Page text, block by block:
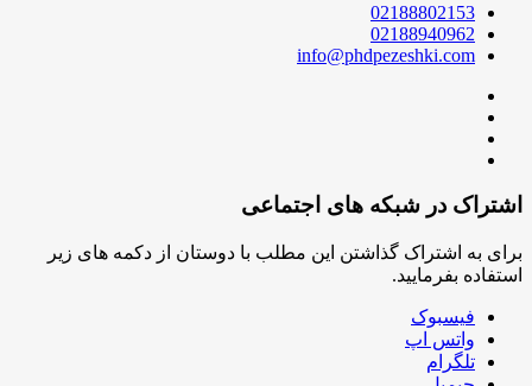
02188802153
02188940962
info@phdpezeshki.com
اشتراک در شبکه های اجتماعی
برای به اشتراک گذاشتن این مطلب با دوستان از دکمه های زیر
استفاده بفرمایید.
فیسبوک
واتس اپ
تلگرام